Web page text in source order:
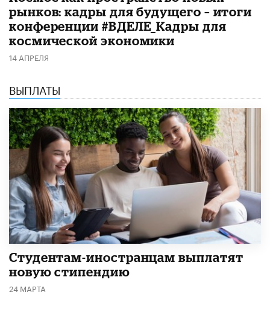
рынков: кадры для будущего – итоги
конференции #ВДЕЛЕ_Кадры для
космической экономики
14 АПРЕЛЯ
ВЫПЛАТЫ
Студентам-иностранцам выплатят
новую стипендию
24 МАРТА